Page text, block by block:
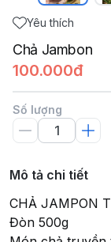
Yêu thích
Chả Jambon
100.000đ
Số lượng
Mô tả chi tiết
CHẢ JAMPON
Đòn 500g